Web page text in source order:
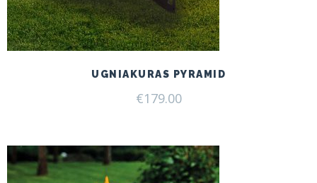
UGNIAKURAS PYRAMID
€179.00